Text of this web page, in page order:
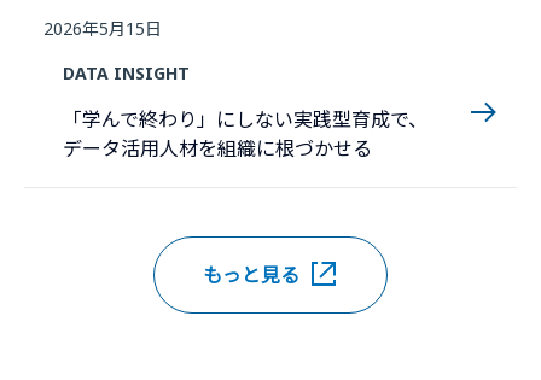
2026年5月15日
DATA INSIGHT
「学んで終わり」にしない実践型育成で、
データ活用人材を組織に根づかせる
もっと見る